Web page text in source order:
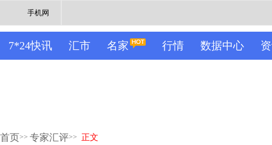
手机网
7*24快讯 汇市 名家 行情 数据中心
首页>> 专家汇评>> 正文